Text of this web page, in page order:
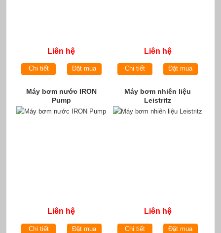
Liên hệ
Chi tiết Đặt mua
Liên hệ
Chi tiết Đặt mua
Máy bơm nước IRON
Pump
Liên hệ
Chi tiết Đặt mua
Máy bơm nhiên liệu
Leistritz
Liên hệ
Chi tiết Đặt mua